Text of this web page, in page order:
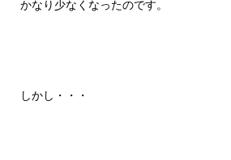
かなり少なくなったのです。
しかし・・・